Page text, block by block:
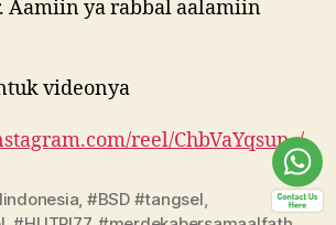
Aamiin ya rabbal aalamiin
videonya
reel/ChbVaYqsun_/
, #BSD #tangsel,